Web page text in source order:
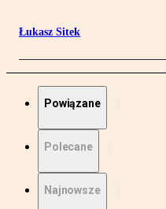
Łukasz Sitek
Powiązane
Polecane
Najnowsze